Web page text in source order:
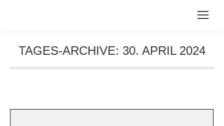
TAGES-ARCHIVE: 30. APRIL 2024